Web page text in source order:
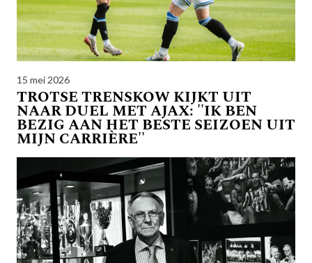
15 mei 2026
TROTSE TRENSKOW KIJKT UIT
NAAR DUEL MET AJAX: ''IK BEN
BEZIG AAN HET BESTE SEIZOEN UIT
MIJN CARRIÈRE''